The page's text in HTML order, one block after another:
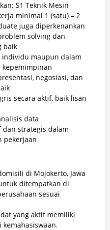
S1 Teknik Mesin
minimal 1 (satu) – 2
juga diperkenankan
solving dan
baik
individu maupun dalam
negosiasi, dan
secara aktif, baik lisan
data
strategis dalam
pekerjaan
di Mojokerto, Jawa
ditempatkan di
sesuai
yang aktif memiliki
kemahasiswaan.